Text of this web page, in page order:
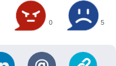
0 5